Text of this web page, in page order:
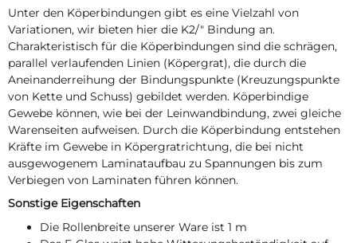
Unter den Köperbindungen gibt es eine Vielzahl von
Variationen, wir bieten hier die K2/" Bindung an.
Charakteristisch für die Köperbindungen sind die schrägen,
parallel verlaufenden Linien (Köpergrat), die durch die
Aneinanderreihung der Bindungspunkte (Kreuzungspunkte
von Kette und Schuss) gebildet werden. Köperbindige
Gewebe können, wie bei der Leinwandbindung, zwei gleiche
Warenseiten aufweisen. Durch die Köperbindung entstehen
Kräfte im Gewebe in Köpergratrichtung, die bei nicht
ausgewogenem Laminataufbau zu Spannungen bis zum
Verbiegen von Laminaten führen können.
Sonstige Eigenschaften
Die Rollenbreite unserer Ware ist 1 m